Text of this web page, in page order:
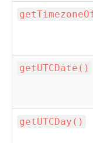
getUTCDate()
getUTCDay()